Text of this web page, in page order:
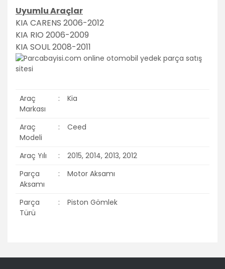
Uyumlu Araçlar
KIA CARENS 2006-2012
KIA RIO 2006-2009
KIA SOUL 2008-2011
Araç
Markası
: Kia
Araç
Modeli
: Ceed
Araç Yılı :
2015, 2014, 2013, 2012
Parça
Aksamı
: Motor Aksamı
Parça
Türü
: Piston Gömlek
konularda yetersiz gördüğünüz noktaları öneri formunu